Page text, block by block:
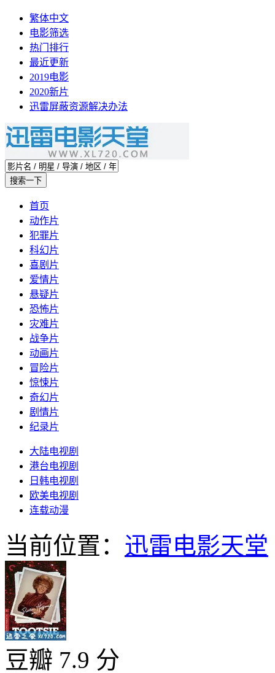
繁体中文
电影筛选
热门排行
最近更新
2019电影
2020新片
迅雷屏蔽资源解决办法
首页
动作片
犯罪片
科幻片
喜剧片
爱情片
悬疑片
恐怖片
灾难片
战争片
动画片
冒险片
惊悚片
奇幻片
剧情片
纪录片
大陆电视剧
港台电视剧
日韩电视剧
欧美电视剧
连载动漫
当前位置： 迅雷电影天堂
豆瓣 7.9 分